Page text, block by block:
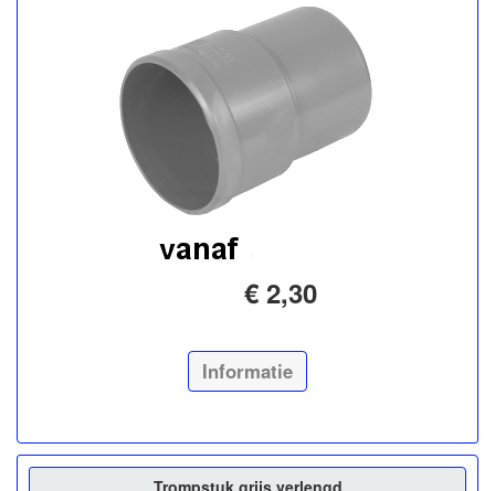
€ 2,30
Informatie
Trompstuk grijs verlengd